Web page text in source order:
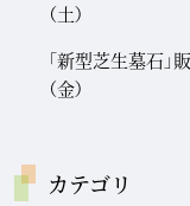
（土）
「新型芝生墓石
（金）
カテゴリ